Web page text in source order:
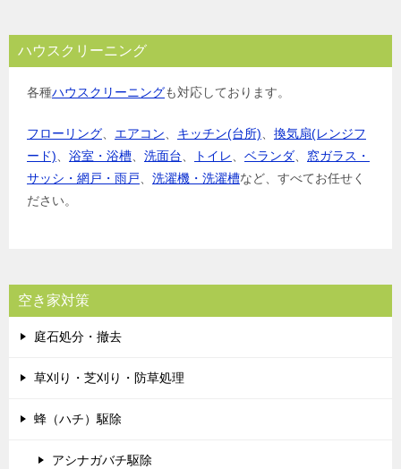
ハウスクリーニング
各種ハウスクリーニングも対応しております。
フローリング、 エアコン、 キッチン(台所)、 換気扇(レンジフ
ード)、 浴室・浴槽、 洗面台、 トイレ、 ベランダ、 窓ガラス・
サッシ・網戸・雨戸、 洗濯機・洗濯槽など、すべてお任せく
ださい。
空き家対策
庭石処分・撤去
草刈り・芝刈り・防草処理
蜂（ハチ）駆除
アシナガバチ駆除